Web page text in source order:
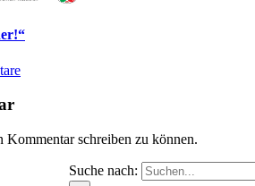
Kommentar schreiben zu können.
Suche nach: